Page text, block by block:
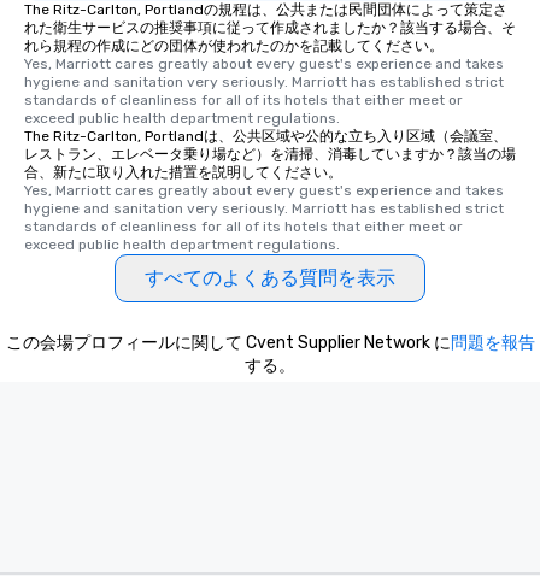
The Ritz-Carlton, Portlandの規程は、公共または民間団体によって策定さ
れた衛生サービスの推奨事項に従って作成されましたか？該当する場合、そ
れら規程の作成にどの団体が使われたのかを記載してください。
Yes, Marriott cares greatly about every guest's experience and takes
hygiene and sanitation very seriously. Marriott has established strict
standards of cleanliness for all of its hotels that either meet or
exceed public health department regulations.
The Ritz-Carlton, Portlandは、公共区域や公的な立ち入り区域（会議室、
レストラン、エレベータ乗り場など）を清掃、消毒していますか？該当の場
合、新たに取り入れた措置を説明してください。
Yes, Marriott cares greatly about every guest's experience and takes
hygiene and sanitation very seriously. Marriott has established strict
standards of cleanliness for all of its hotels that either meet or
exceed public health department regulations.
すべてのよくある質問を表示
この会場プロフィールに関して Cvent Supplier Network に問題を報告
する。